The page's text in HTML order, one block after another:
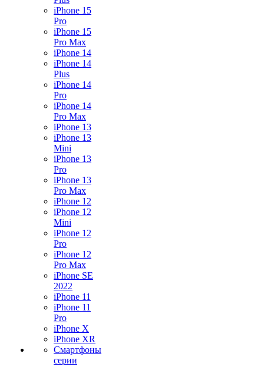
iPhone 15
Pro
iPhone 15
Pro Max
iPhone 14
iPhone 14
Plus
iPhone 14
Pro
iPhone 14
Pro Max
iPhone 13
iPhone 13
Mini
iPhone 13
Pro
iPhone 13
Pro Max
iPhone 12
iPhone 12
Mini
iPhone 12
Pro
iPhone 12
Pro Max
iPhone SE
2022
iPhone 11
iPhone 11
Pro
iPhone X
iPhone XR
Смартфоны
серии